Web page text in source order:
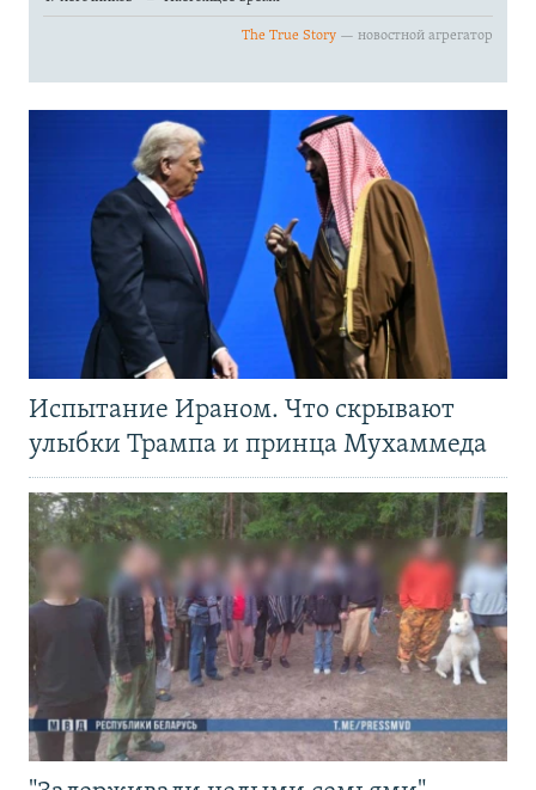
Испытание Ираном. Что скрывают
улыбки Трампа и принца Мухаммеда